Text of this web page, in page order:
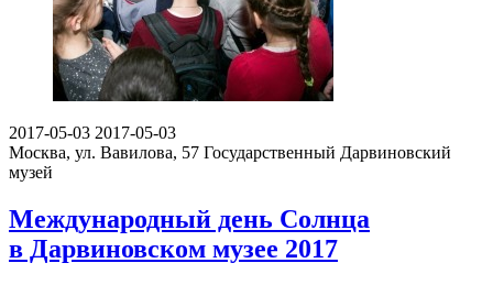
2017-05-03 2017-05-03
Москва, ул. Вавилова, 57 Государственный Дарвиновский
музей
Международный день Солнца
в Дарвиновском музее 2017